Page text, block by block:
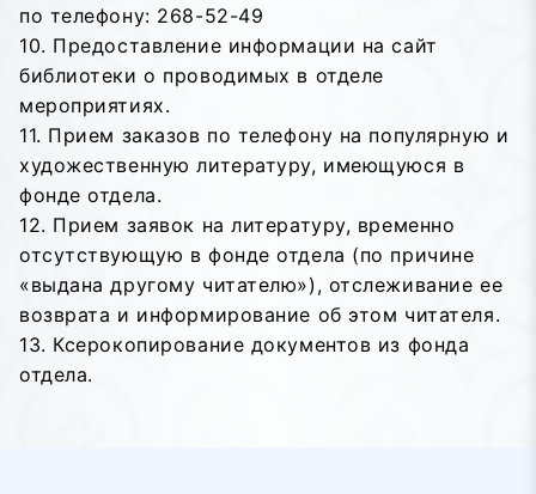
по телефону: 268-52-49
10. Предоставление информации на сайт
библиотеки о проводимых в отделе
мероприятиях.
11. Прием заказов по телефону на популярную и
художественную литературу, имеющуюся в
фонде отдела.
12. Прием заявок на литературу, временно
отсутствующую в фонде отдела (по причине
«выдана другому читателю»), отслеживание ее
возврата и информирование об этом читателя.
13. Ксерокопирование документов из фонда
отдела.